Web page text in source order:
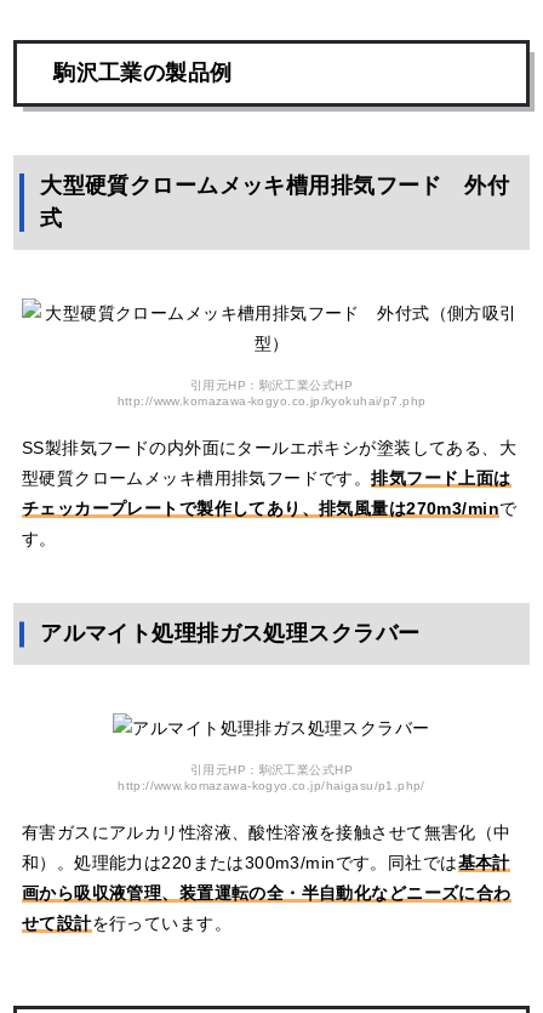
駒沢工業の製品例
大型硬質クロームメッキ槽用排気フード 外付
式
引用元HP：駒沢工業公式HP
http://www.komazawa-kogyo.co.jp/kyokuhai/p7.php
SS製排気フードの内外面にタールエポキシが塗装してある、大
型硬質クロームメッキ槽用排気フードです。排気フード上面は
チェッカープレートで製作してあり、排気風量は270m3/minで
す。
アルマイト処理排ガス処理スクラバー
引用元HP：駒沢工業公式HP
http://www.komazawa-kogyo.co.jp/haigasu/p1.php/
有害ガスにアルカリ性溶液、酸性溶液を接触させて無害化（中
和）。処理能力は220または300m3/minです。同社では基本計
画から吸収液管理、装置運転の全・半自動化などニーズに合わ
せて設計を行っています。